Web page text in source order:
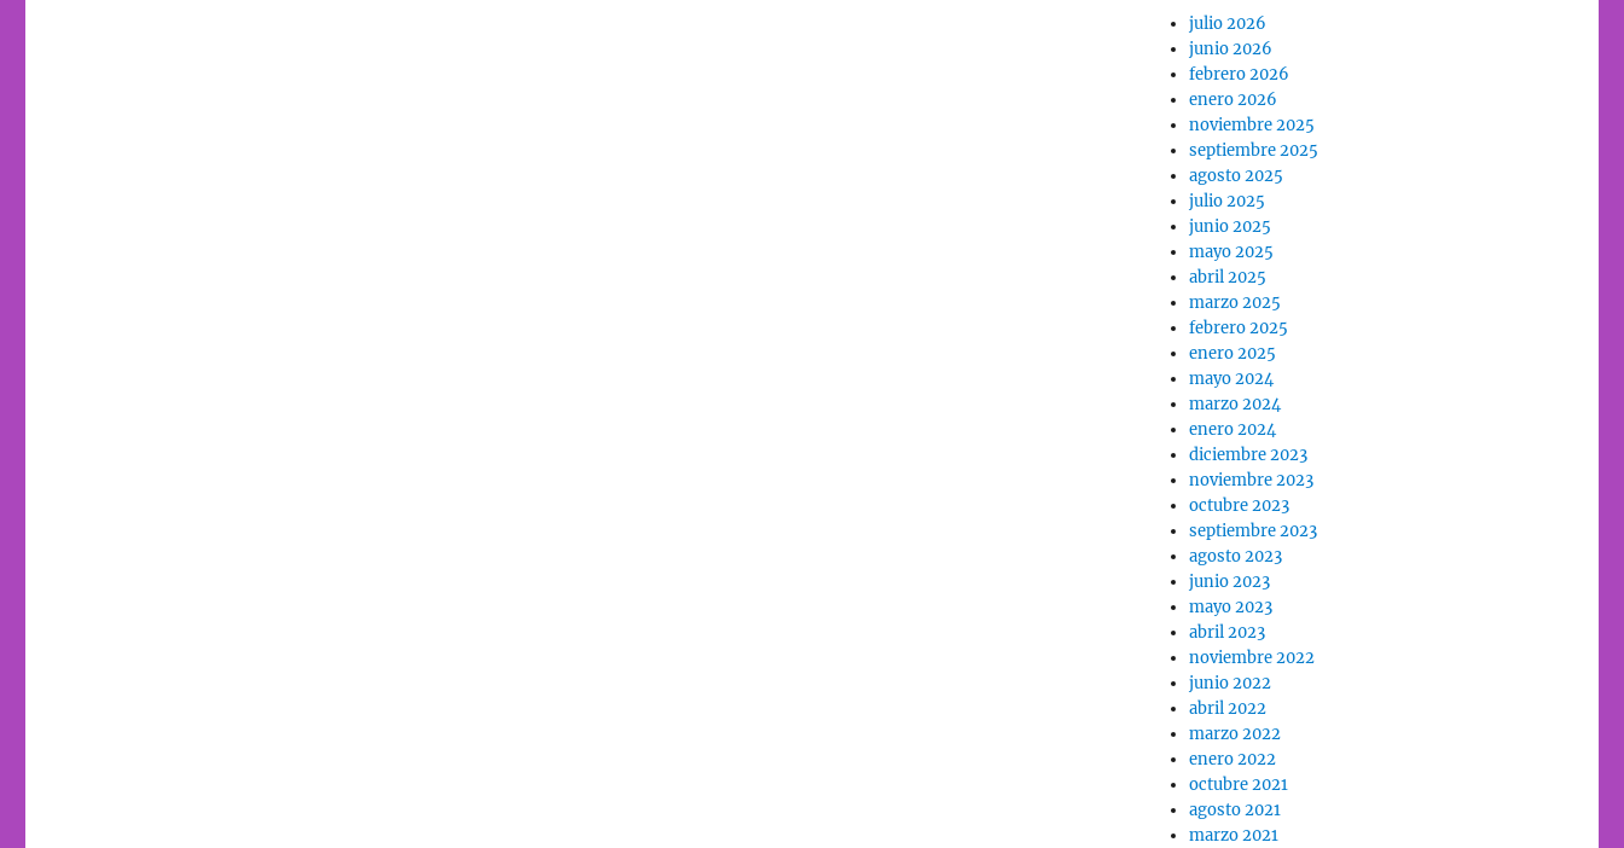
julio 2026
junio 2026
febrero 2026
enero 2026
noviembre 2025
septiembre 2025
agosto 2025
julio 2025
junio 2025
mayo 2025
abril 2025
marzo 2025
febrero 2025
enero 2025
mayo 2024
marzo 2024
enero 2024
diciembre 2023
noviembre 2023
octubre 2023
septiembre 2023
agosto 2023
junio 2023
mayo 2023
abril 2023
noviembre 2022
junio 2022
abril 2022
marzo 2022
enero 2022
octubre 2021
agosto 2021
marzo 2021